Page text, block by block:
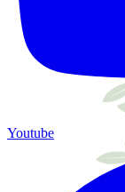
Youtube